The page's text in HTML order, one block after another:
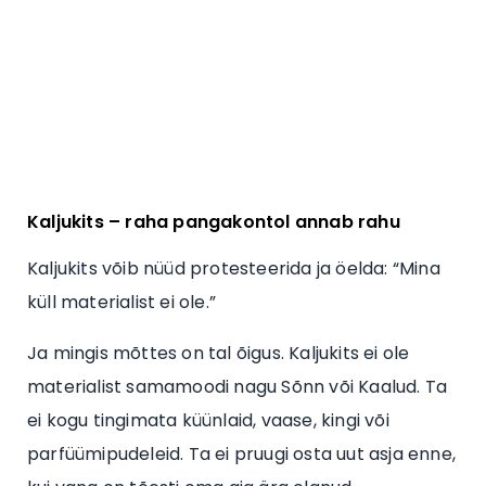
Kaljukits – raha pangakontol annab rahu
Kaljukits võib nüüd protesteerida ja öelda: “Mina
küll materialist ei ole.”
Ja mingis mõttes on tal õigus. Kaljukits ei ole
materialist samamoodi nagu Sõnn või Kaalud. Ta
ei kogu tingimata küünlaid, vaase, kingi või
parfüümipudeleid. Ta ei pruugi osta uut asja enne,